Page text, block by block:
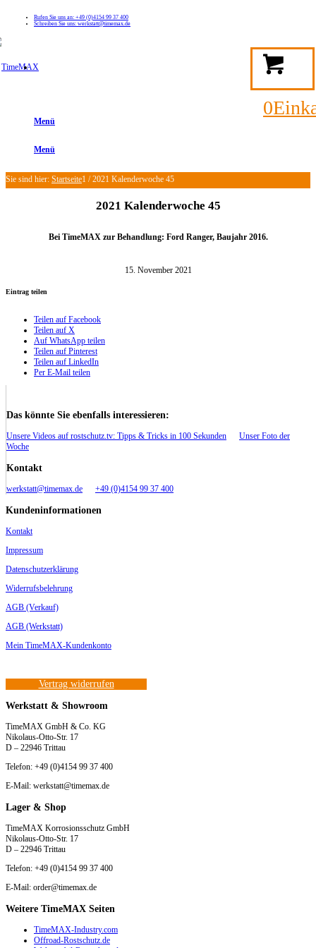
Rufen Sie uns an: +49 (0)4154 99 37 400
Schreiben Sie uns: werkstatt@timemax.de
0
Menü
Menü
Sie sind hier: Startseite1 / 2021 Kalenderwoche 45
2021 Kalenderwoche 45
Bei TimeMAX zur Behandlung: Ford Ranger, Baujahr 2016.
15. November 2021
Eintrag teilen
Teilen auf Facebook
Teilen auf X
Auf WhatsApp teilen
Teilen auf Pinterest
Teilen auf LinkedIn
Per E-Mail teilen
Das könnte Sie ebenfalls interessieren:
Unsere Videos auf rostschutz.tv: Tipps & Tricks in 100 Sekunden
Unser Foto der
Woche
Kontakt
werkstatt@timemax.de +49 (0)4154 99 37 400
Kundeninformationen
Kontakt
Impressum
Datenschutzerklärung
Widerrufsbelehrung
AGB (Verkauf)
AGB (Werkstatt)
Mein TimeMAX-Kundenkonto
Vertrag widerrufen
Werkstatt & Showroom
TimeMAX GmbH & Co. KG
Nikolaus-Otto-Str. 17
D – 22946 Trittau
Telefon: +49 (0)4154 99 37 400
E-Mail: werkstatt@timemax.de
Lager & Shop
TimeMAX Korrosionsschutz GmbH
Nikolaus-Otto-Str. 17
D – 22946 Trittau
Telefon: +49 (0)4154 99 37 400
E-Mail: order@timemax.de
Weitere TimeMAX Seiten
TimeMAX-Industry.com
Offroad-Rostschutz.de